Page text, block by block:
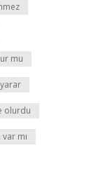
mu
olurdu
mı